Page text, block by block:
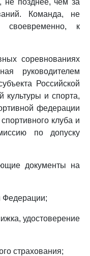
не позднее, чем за
Команда, не
своевременно, к
соревнованиях
руководителем
Российской
культуры и спорта,
федерации
клуба и
по допуску
документы на
Федерации;
удостоверение
страхования;